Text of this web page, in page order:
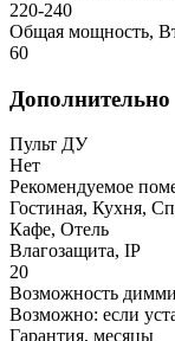
220-240
Общая мощность,
60
Дополнительно
Пульт ДУ
Нет
Рекомендуемое
Гостиная, Кухня,
Кафе, Отель
Влагозащита, IP
20
Возможность
Возможно: если
Гарантия, месяцы